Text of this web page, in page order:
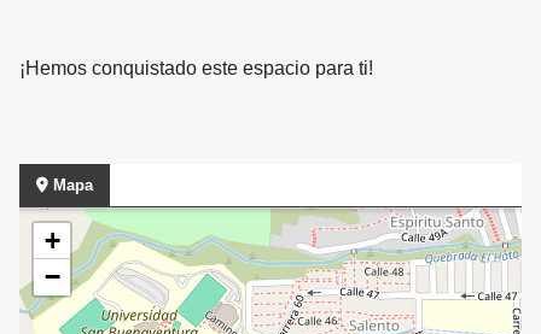
¡Hemos conquistado este espacio para ti!
Mapa
+
−